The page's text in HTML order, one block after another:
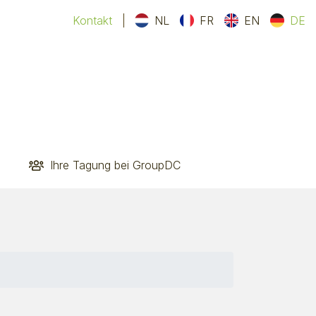
Kontakt NL FR EN DE
Ihre Tagung bei GroupDC